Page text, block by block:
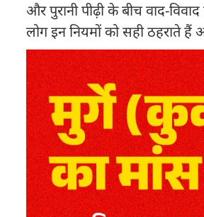
और पुरानी पीढ़ी के बीच वाद-
लोग इन नियमों को सही ठहराते